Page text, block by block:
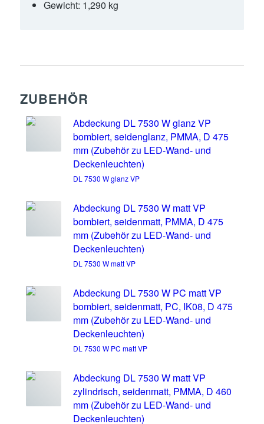
Gewicht: 1,290 kg
ZUBEHÖR
Abdeckung DL 7530 W glanz VP
bombiert, seidenglanz, PMMA, D 475
mm (Zubehör zu LED-Wand- und
Deckenleuchten)
DL 7530 W glanz VP
Abdeckung DL 7530 W matt VP
bombiert, seidenmatt, PMMA, D 475
mm (Zubehör zu LED-Wand- und
Deckenleuchten)
DL 7530 W matt VP
Abdeckung DL 7530 W PC matt VP
bombiert, seidenmatt, PC, IK08, D 475
mm (Zubehör zu LED-Wand- und
Deckenleuchten)
DL 7530 W PC matt VP
Abdeckung DL 7530 W matt VP
zylindrisch, seidenmatt, PMMA, D 460
mm (Zubehör zu LED-Wand- und
Deckenleuchten)